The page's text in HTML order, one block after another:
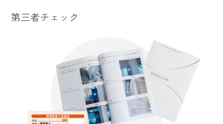
第三者チェック